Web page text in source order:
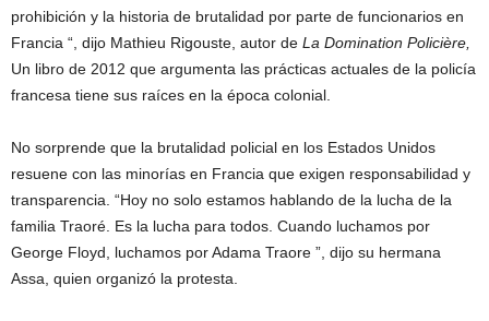
prohibición y la historia de brutalidad por parte de funcionarios en
Francia “, dijo Mathieu Rigouste, autor de La Domination Policière,
Un libro de 2012 que argumenta las prácticas actuales de la policía
francesa tiene sus raíces en la época colonial.
No sorprende que la brutalidad policial en los Estados Unidos
resuene con las minorías en Francia que exigen responsabilidad y
transparencia. “Hoy no solo estamos hablando de la lucha de la
familia Traoré. Es la lucha para todos. Cuando luchamos por
George Floyd, luchamos por Adama Traore ”, dijo su hermana
Assa, quien organizó la protesta.